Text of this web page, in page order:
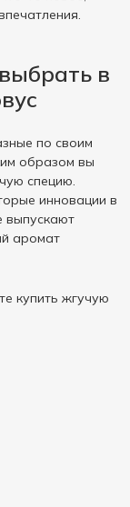
в
по своим
образом вы
специю.
инновации в
выпускают
аромат
купить жгучую